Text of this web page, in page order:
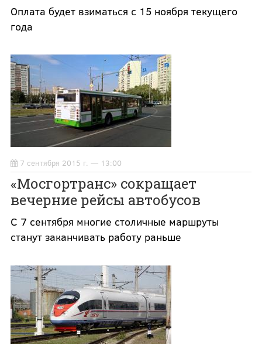
Оплата будет взиматься с 15 ноября текущего
года
7 сентября 2015 г. — 13:00
«Мосгортранс» сокращает
вечерние рейсы автобусов
С 7 сентября многие столичные маршруты
станут заканчивать работу раньше